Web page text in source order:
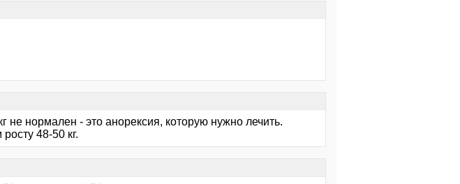
не нормален - это анорексия, которую нужно лечить.
48-50 кг.